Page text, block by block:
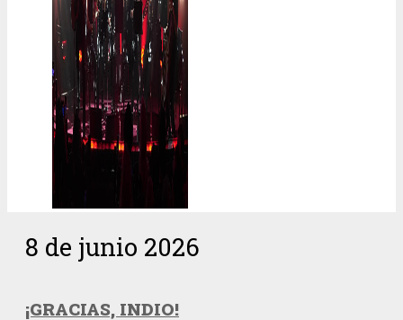
8 de junio 2026
¡GRACIAS, INDIO!